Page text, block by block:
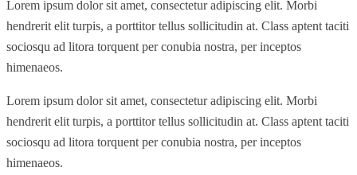
Lorem ipsum dolor sit amet, consectetur adipiscing elit. Morbi
hendrerit elit turpis, a porttitor tellus sollicitudin at. Class aptent taciti
sociosqu ad litora torquent per conubia nostra, per inceptos
himenaeos.
Lorem ipsum dolor sit amet, consectetur adipiscing elit. Morbi
hendrerit elit turpis, a porttitor tellus sollicitudin at. Class aptent taciti
sociosqu ad litora torquent per conubia nostra, per inceptos
himenaeos.